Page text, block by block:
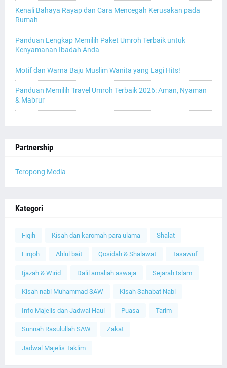
Kenali Bahaya Rayap dan Cara Mencegah Kerusakan pada
Rumah
Panduan Lengkap Memilih Paket Umroh Terbaik untuk
Kenyamanan Ibadah Anda
Motif dan Warna Baju Muslim Wanita yang Lagi Hits!
Panduan Memilih Travel Umroh Terbaik 2026: Aman, Nyaman
& Mabrur
Partnership
Teropong Media
Kategori
Fiqih Kisah dan karomah para ulama Shalat
Firqoh Ahlul bait Qosidah & Shalawat Tasawuf
Ijazah & Wirid Dalil amaliah aswaja Sejarah Islam
Kisah nabi Muhammad SAW Kisah Sahabat Nabi
Info Majelis dan Jadwal Haul Puasa Tarim
Sunnah Rasulullah SAW Zakat
Jadwal Majelis Taklim